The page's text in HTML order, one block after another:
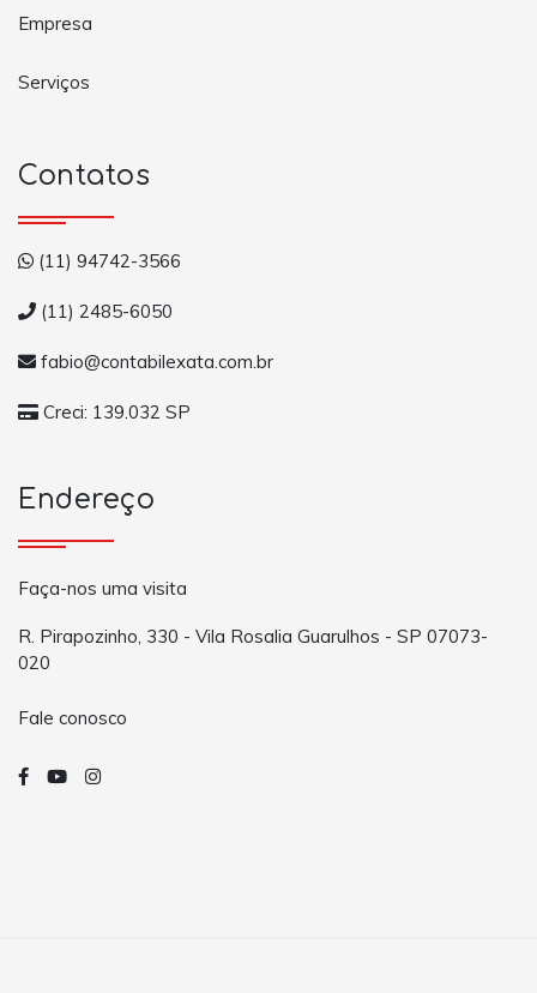
Empresa
Serviços
Contatos
(11) 94742-3566
(11) 2485-6050
fabio@contabilexata.com.br
Creci: 139.032 SP
Endereço
Faça-nos uma visita
R. Pirapozinho, 330 - Vila Rosalia Guarulhos - SP 07073-
020
Fale conosco